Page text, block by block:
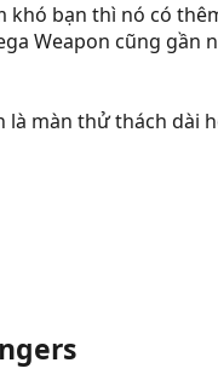
khó bạn thì nó có
Weapon cũng gần
màn thử thách dài